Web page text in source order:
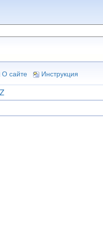
О сайте Инструкция
Z